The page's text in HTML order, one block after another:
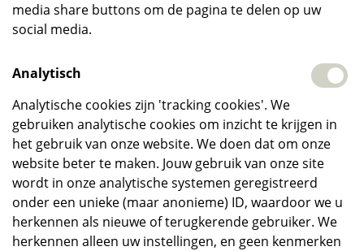
media share buttons om de pagina te delen op uw
social media.
Analytisch
Analytische cookies zijn 'tracking cookies'. We
gebruiken analytische cookies om inzicht te krijgen in
het gebruik van onze website. We doen dat om onze
website beter te maken. Jouw gebruik van onze site
wordt in onze analytische systemen geregistreerd
onder een unieke (maar anonieme) ID, waardoor we u
herkennen als nieuwe of terugkerende gebruiker. We
herkennen alleen uw instellingen, en geen kenmerken